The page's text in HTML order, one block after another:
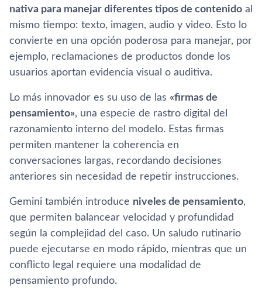
nativa para manejar diferentes tipos de contenido al
mismo tiempo: texto, imagen, audio y video. Esto lo
convierte en una opción poderosa para manejar, por
ejemplo, reclamaciones de productos donde los
usuarios aportan evidencia visual o auditiva.
Lo más innovador es su uso de las «firmas de
pensamiento», una especie de rastro digital del
razonamiento interno del modelo. Estas firmas
permiten mantener la coherencia en
conversaciones largas, recordando decisiones
anteriores sin necesidad de repetir instrucciones.
Gemini también introduce niveles de pensamiento,
que permiten balancear velocidad y profundidad
según la complejidad del caso. Un saludo rutinario
puede ejecutarse en modo rápido, mientras que un
conflicto legal requiere una modalidad de
pensamiento profundo.